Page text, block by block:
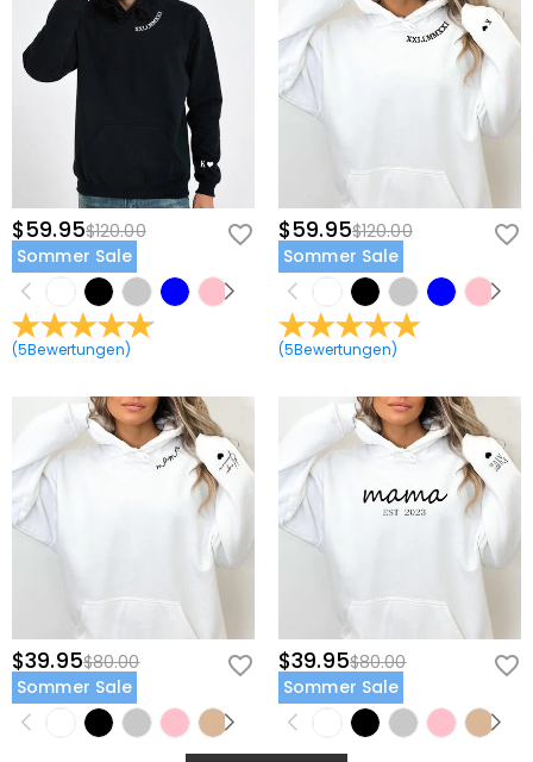
$59.95$120.00
Sommer Sale
(5Bewertungen)
$59.95$120.00
Sommer Sale
(5Bewertungen)
$39.95$80.00
Sommer Sale
$39.95$80.00
Sommer Sale